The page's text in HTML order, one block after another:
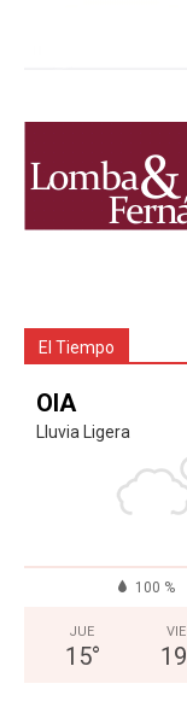
El Tiempo
OIA
Lluvia Ligera
100 %
JUE
15°
VIE
19